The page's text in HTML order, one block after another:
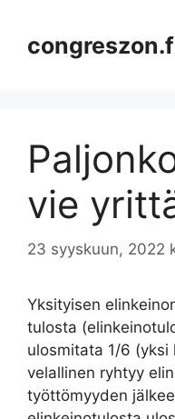
vie
23 syyskuun, 2022
Yksityisen
tulosta
ulosmitata 1/6 (yksi
velallinen ryhtyy
työttömyyden